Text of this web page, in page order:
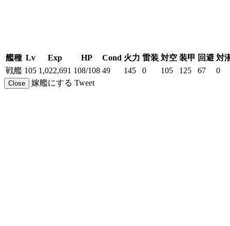
艦種 Lv Exp HP Cond 火力 雷装 対空 装甲 回避 対
戦艦 105 1,022,691 108/108 49 145 0 105 125 67 0
Close 嫁艦にする Tweet